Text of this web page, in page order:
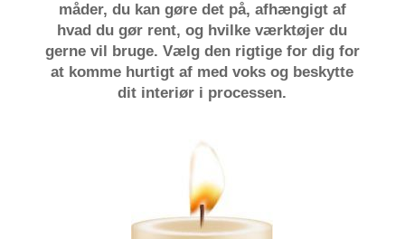
måder, du kan gøre det på, afhængigt af
hvad du gør rent, og hvilke værktøjer du
gerne vil bruge. Vælg den rigtige for dig for
at komme hurtigt af med voks og beskytte
dit interiør i processen.